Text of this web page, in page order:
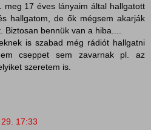
meg 17 éves lányaim által hallgatott
hallgatom, de ők mégsem akarják
Biztosan bennük van a hiba....
is szabad még rádiót hallgatni
cseppet sem zavarnak pl. az
szeretem is.
17:33